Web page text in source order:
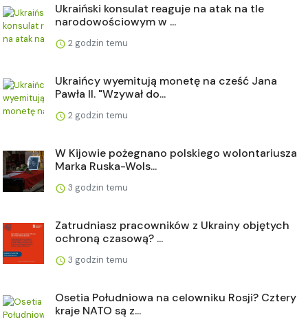
Ukraiński konsulat reaguje na atak na tle
narodowościowym w ...
2 godzin temu
Ukraińcy wyemitują monetę na cześć Jana
Pawła II. "Wzywał do...
2 godzin temu
W Kijowie pożegnano polskiego wolontariusza
Marka Ruska-Wols...
3 godzin temu
Zatrudniasz pracowników z Ukrainy objętych
ochroną czasową? ...
3 godzin temu
Osetia Południowa na celowniku Rosji? Cztery
kraje NATO są z...